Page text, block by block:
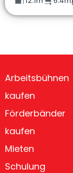
Arbeitsbühnen
kaufen
Förderbänder
kaufen
Mieten
Schulung